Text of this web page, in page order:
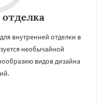
внутренней отделки в
необычайной
видов дизайна